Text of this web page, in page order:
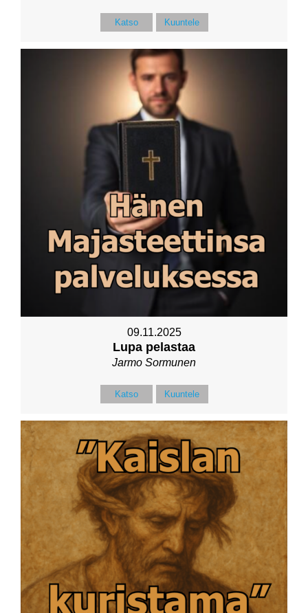
Katso Kuuntele
09.11.2025
Lupa pelastaa
Jarmo Sormunen
Katso Kuuntele